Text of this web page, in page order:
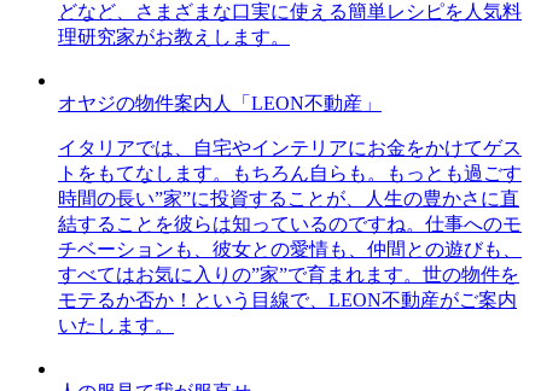
どなど、さまざまな口実に使える簡単レシピを人気料
理研究家がお教えします。
オヤジの物件案内人「LEON不動産」
イタリアでは、自宅やインテリアにお金をかけてゲス
トをもてなします。もちろん自らも。もっとも過ごす
時間の長い”家”に投資することが、人生の豊かさに直
結することを彼らは知っているのですね。仕事へのモ
チベーションも、彼女との愛情も、仲間との遊びも、
すべてはお気に入りの”家”で育まれます。世の物件を
モテるか否か！という目線で、LEON不動産がご案内
いたします。